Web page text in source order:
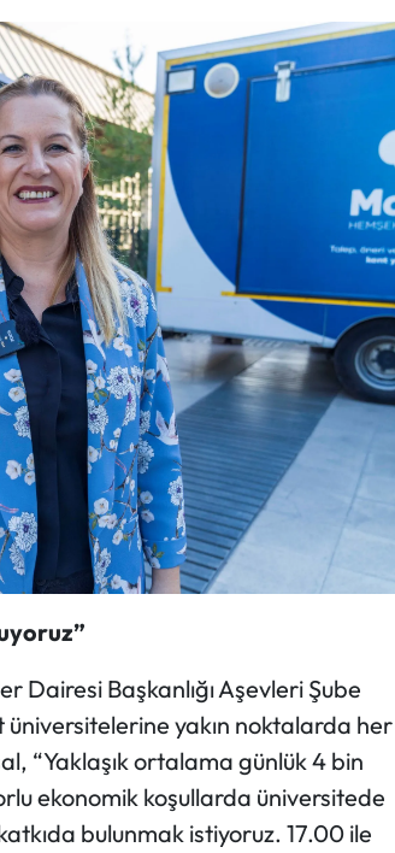
Dairesi Başkanlığı Aşevleri Şube
yakın noktalarda her
“Yaklaşık ortalama günlük 4 bin
ekonomik koşullarda üniversitede
bulunmak istiyoruz. 17.00 ile